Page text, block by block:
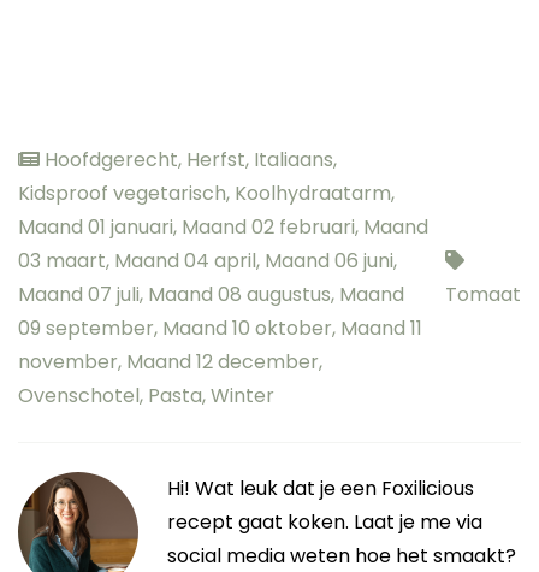
Hoofdgerecht, Herfst, Italiaans,
Kidsproof vegetarisch, Koolhydraatarm,
Maand 01 januari, Maand 02 februari, Maand
03 maart, Maand 04 april, Maand 06 juni,
Maand 07 juli, Maand 08 augustus, Maand
09 september, Maand 10 oktober, Maand 11
november, Maand 12 december,
Ovenschotel, Pasta,Winter
Tomaat
Hi! Wat leuk dat je een Foxilicious
recept gaat koken. Laat je me via
social media weten hoe het smaakt?